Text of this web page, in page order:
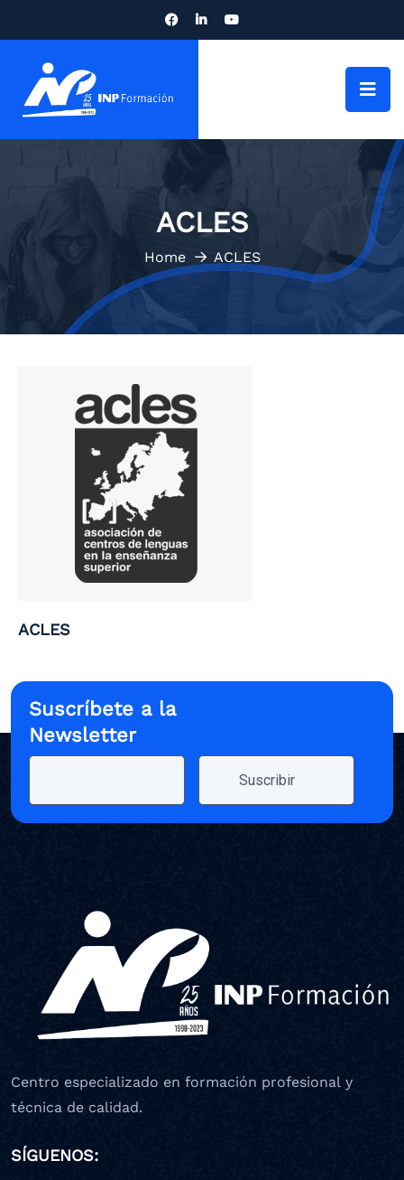
ACLES
Home ACLES
ACLES
Suscríbete a la
Newsletter
Centro especializado en formación profesional y
técnica de calidad.
SÍGUENOS: